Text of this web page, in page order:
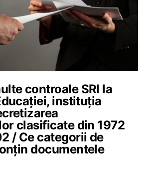
controale SRI la
instituția
clasificate din 1972
/ Ce categorii de
documentele